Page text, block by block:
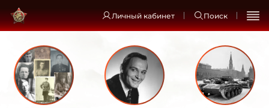
Личный кабинет Поиск